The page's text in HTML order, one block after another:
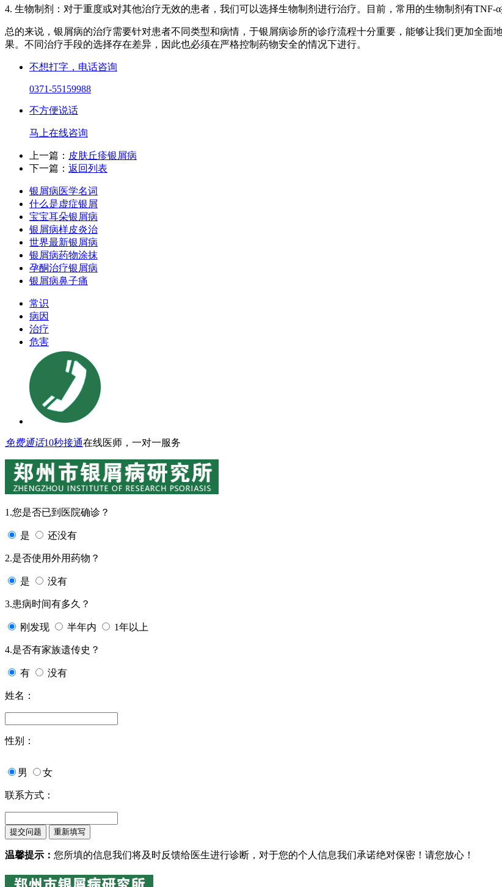
4. 生物制剂：对于重度或对其他治疗无效的患者，我们可以选择生物制剂进行治疗。目前，常用的生物制剂有TNF-
总的来说，银屑病的治疗需要针对患者不同类型和病情，于银屑病诊所的诊疗流程十分重要，能够让我们更加全
果。不同治疗手段的选择存在差异，因此也必须在严格控制药物安全的情况下进行。
不想打字，电话咨询
0371-55159988
不方便说话
马上在线咨询
上一篇： 皮肤丘疹银屑病
下一篇： 返回列表
银屑病医学名词
什么是虚症银屑
宝宝耳朵银屑病
银屑病样皮炎治
世界最新银屑病
银屑病药物涂抹
孕酮治疗银屑病
银屑病鼻子痛
常识
病因
治疗
危害
免费通话10秒接通在线医师，一对一服务
1.您是否已到医院确诊？
是 还没有
2.是否使用外用药物？
是 没有
3.患病时间有多久？
刚发现 半年内 1年以上
4.是否有家族遗传史？
有 没有
姓名：
性别：
男 女
联系方式：
温馨提示： 您所填的信息我们将及时反馈给医生进行诊断，对于您的个人信息我们承诺绝对保密！请您放心！